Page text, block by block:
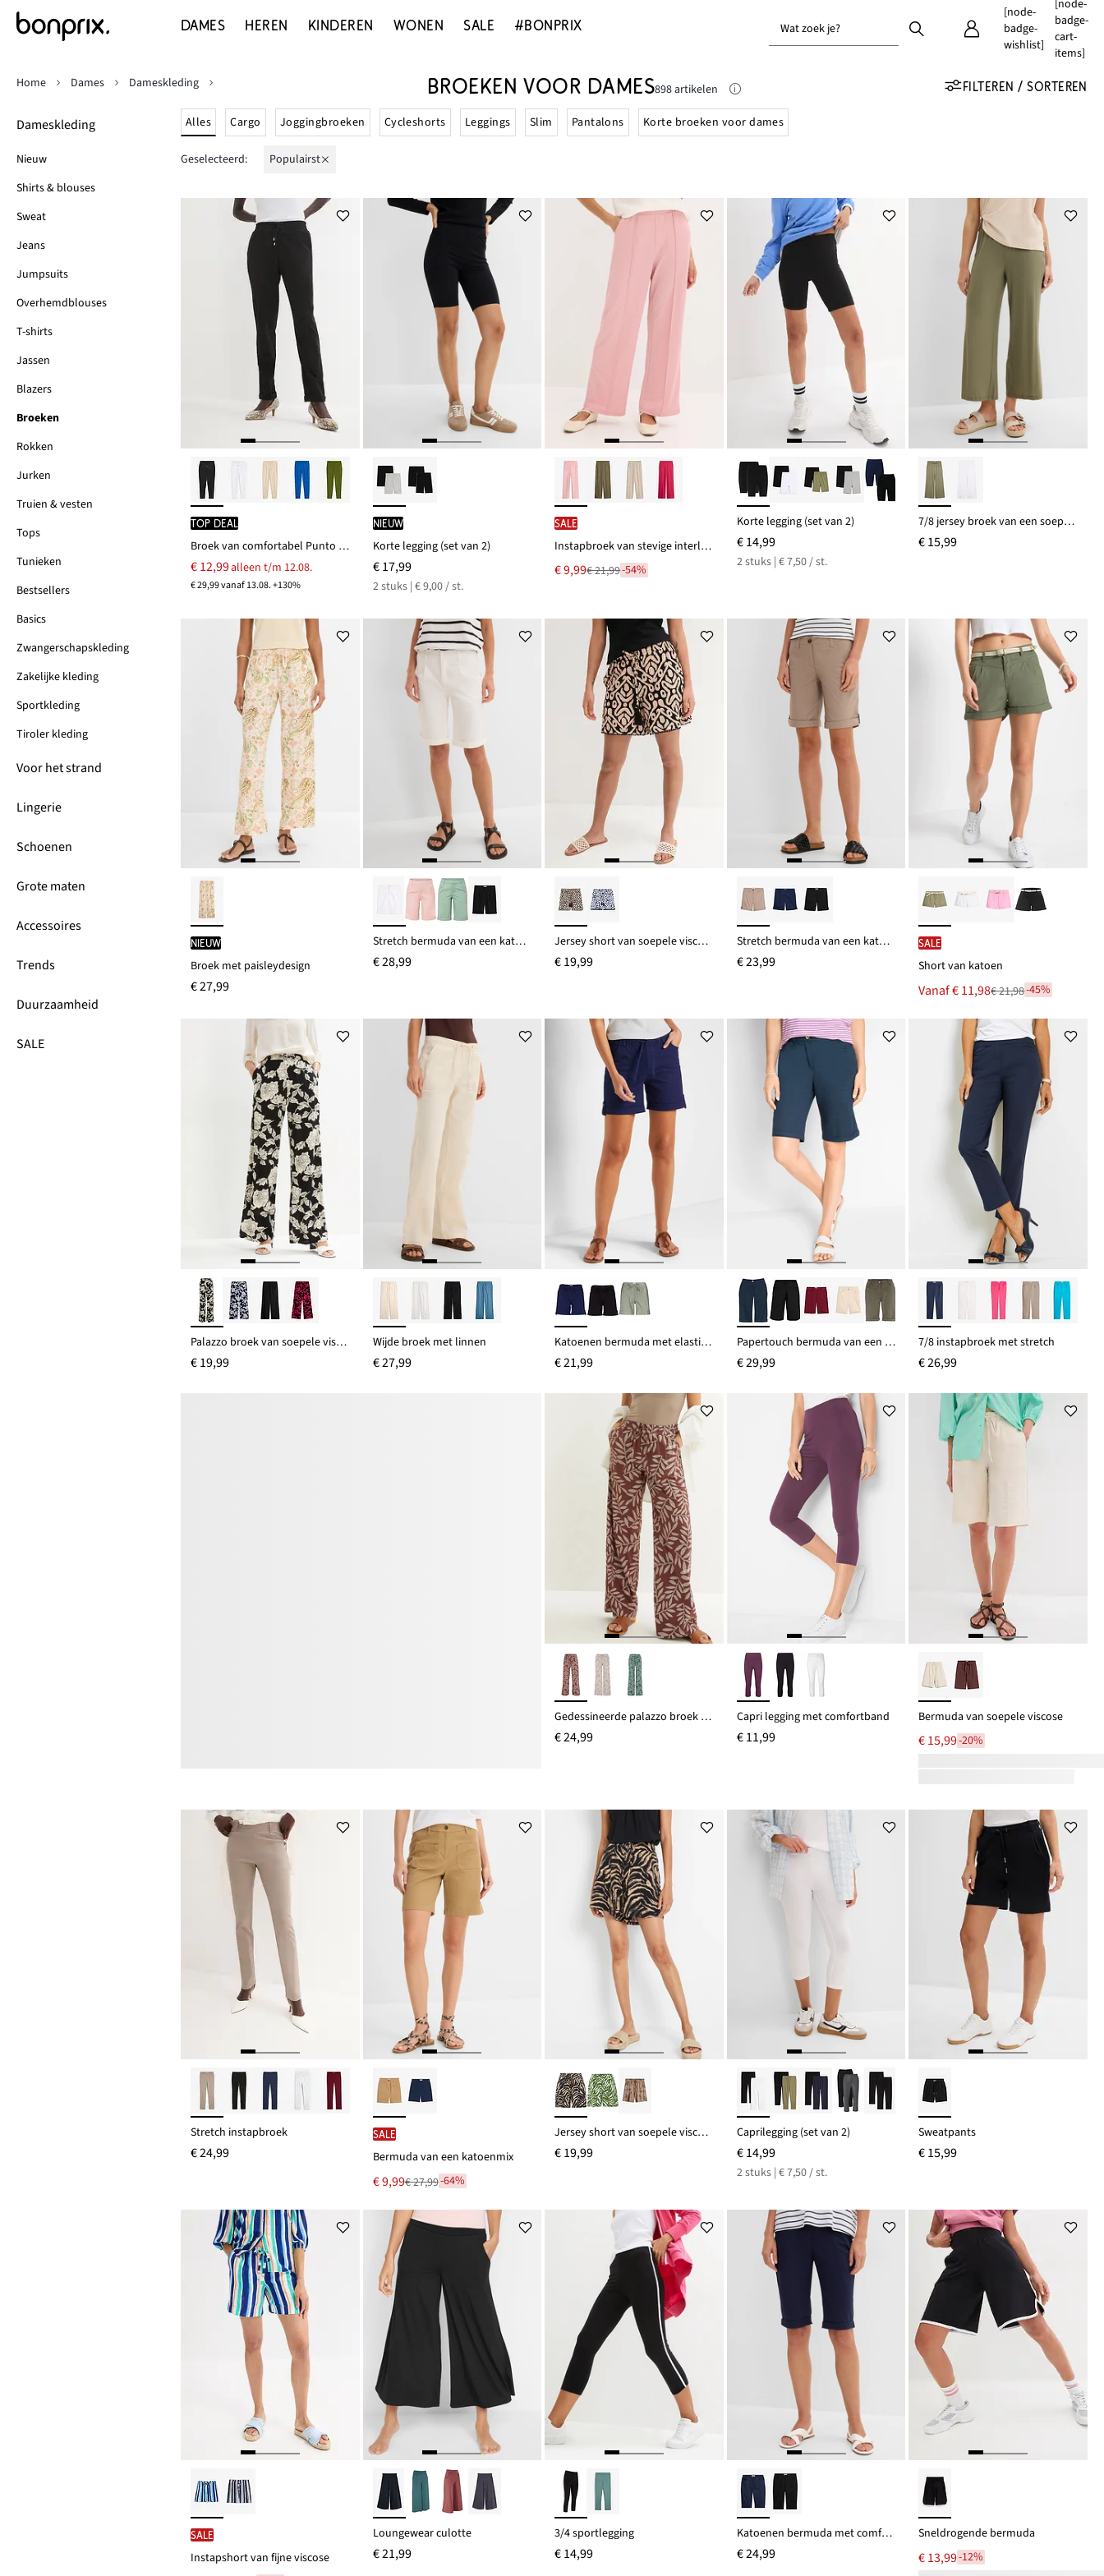
DAMES HEREN KINDEREN WONEN SALE #BONPRIX Wat zoek je?
[node-
badge-
wishlist]
[node-
badge-
cart-
items]
Dameskleding
Nieuw
Shirts & blouses
Sweat
Jeans
Jumpsuits
Overhemdblouses
T-shirts
Jassen
Blazers
Broeken
Rokken
Jurken
Truien & vesten
Tops
Tunieken
Bestsellers
Basics
Zwangerschapskleding
Zakelijke kleding
Sportkleding
Tiroler kleding
Voor het strand
Lingerie
Schoenen
Grote maten
Accessoires
Trends
Duurzaamheid
SALE
Home Dames Dameskleding BROEKEN VOOR DAMES898 artikelen FILTEREN / SORTEREN
Alles Cargo Joggingbroeken Cycleshorts Leggings Slim Pantalons Korte broeken voor dames
Geselecteerd: Populairst
TOP DEAL
Broek van comfortabel Punto di Roma
€ 12,99alleen t/m 12.08.
€ 29,99 vanaf 13.08. +130%
Nieuw
Korte legging (set van 2)
€ 17,99
2 stuks | € 9,00 / st.
SALE
Instapbroek van stevige interlock
Nu
voor
€ 9,99
Van € 21,99-54%
Korte legging (set van 2)
€ 14,99
2 stuks | € 7,50 / st.
7/8 jersey broek van een soepele viscosemix
€ 15,99
Nieuw
Broek met paisleydesign
€ 27,99
Stretch bermuda van een katoenmix
€ 28,99
Jersey short van soepele viscose
€ 19,99
Stretch bermuda van een katoenmix
€ 23,99
SALE
Short van katoen
VanafNu
voor
€ 11,98
Van € 21,98-45%
Palazzo broek van soepele viscose
€ 19,99
Wijde broek met linnen
€ 27,99
Katoenen bermuda met elastische band
€ 21,99
Papertouch bermuda van een katoenmix
€ 29,99
7/8 instapbroek met stretch
€ 26,99
Gedessineerde palazzo broek van soepele viscose
€ 24,99
Capri legging met comfortband
€ 11,99
Bermuda van soepele viscose
€ 15,99-20%
Stretch instapbroek
€ 24,99
SALE
Bermuda van een katoenmix
Nu
voor
€ 9,99
Van € 27,99-64%
Jersey short van soepele viscose
€ 19,99
Caprilegging (set van 2)
€ 14,99
2 stuks | € 7,50 / st.
Sweatpants
€ 15,99
SALE
Instapshort van fijne viscose
Loungewear culotte
€ 21,99
3/4 sportlegging
€ 14,99
Katoenen bermuda met comfortabele tailleband van een katoenmix
€ 24,99
Sneldrogende bermuda
€ 13,99-12%